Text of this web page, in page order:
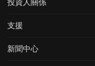
投資人關係
支援
新聞中心